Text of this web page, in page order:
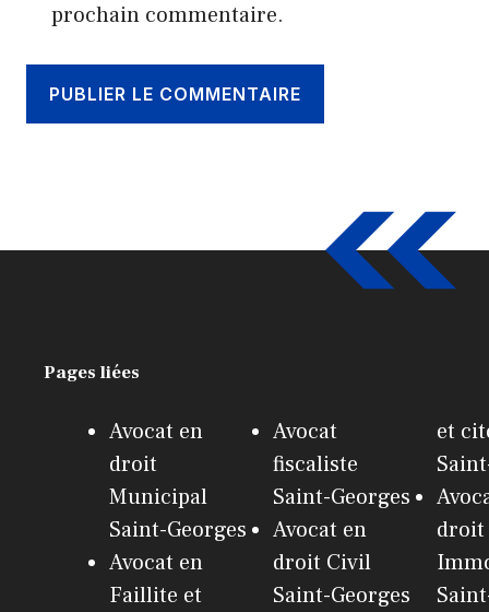
prochain commentaire.
Pages liées
Avocat en
droit
Municipal
Saint-Georges
Avocat en
Faillite et
Avocat
fiscaliste
Saint-Georges
Avocat en
droit Civil
Saint-Georges
et
droit